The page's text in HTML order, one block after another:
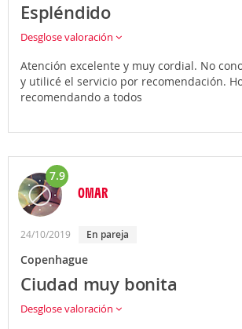
Espléndido
Desglose valoración
Atención excelente y muy cordial. No
y utilicé el servicio por recomendación.
recomendando a todos
7.9
OMAR
24/10/2019 En pareja
Copenhague
Ciudad muy bonita
Desglose valoración